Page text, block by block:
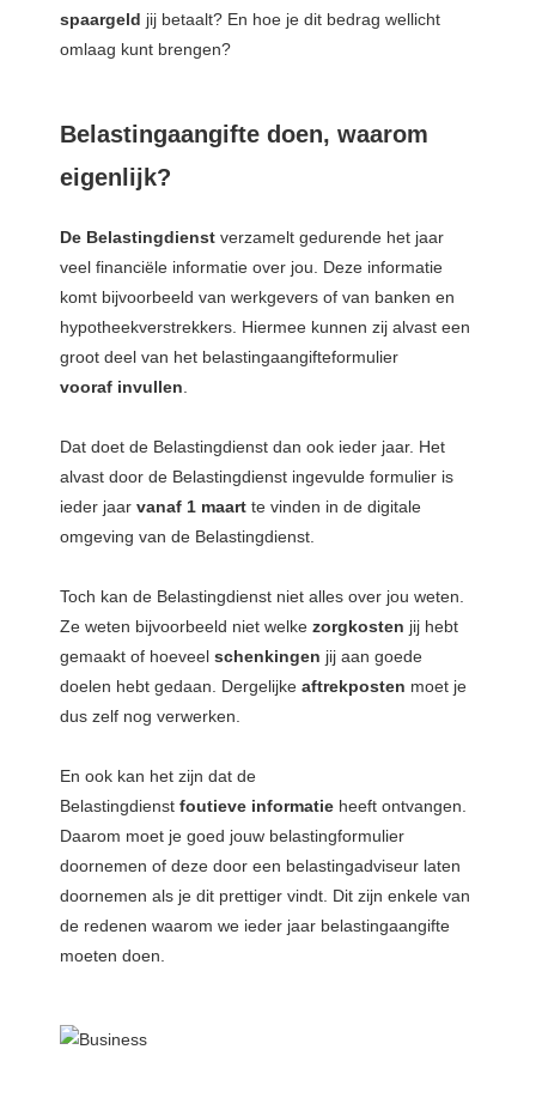
spaargeld jij betaalt? En hoe je dit bedrag wellicht
omlaag kunt brengen?
Belastingaangifte doen, waarom
eigenlijk?
De Belastingdienst verzamelt gedurende het jaar
veel financiële informatie over jou. Deze informatie
komt bijvoorbeeld van werkgevers of van banken en
hypotheekverstrekkers. Hiermee kunnen zij alvast een
groot deel van het belastingaangifteformulier
vooraf invullen
Dat doet de Belastingdienst dan ook ieder jaar. Het
alvast door de Belastingdienst ingevulde formulier is
ieder jaar vanaf 1 maart te vinden in de digitale
omgeving van de Belastingdienst.
Toch kan de Belastingdienst niet alles over jou weten.
Ze weten bijvoorbeeld niet welke zorgkosten jij hebt
gemaakt of hoeveel schenkingen jij aan goede
doelen hebt gedaan. Dergelijke aftrekposten moet je
dus zelf nog verwerken.
En ook kan het zijn dat de
Belastingdienst foutieve informatie heeft ontvangen.
Daarom moet je goed jouw belastingformulier
doornemen of deze door een belastingadviseur laten
doornemen als je dit prettiger vindt. Dit zijn enkele van
de redenen waarom we ieder jaar belastingaangifte
moeten doen.